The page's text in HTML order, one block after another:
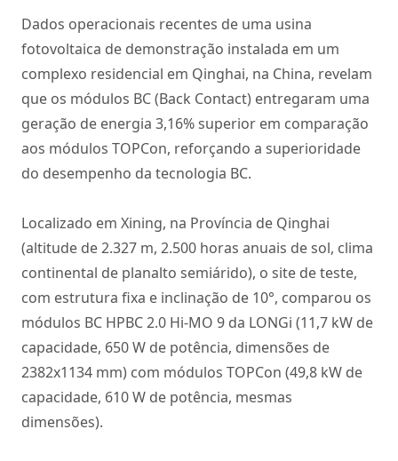
Dados operacionais recentes de uma usina
fotovoltaica de demonstração instalada em um
complexo residencial em Qinghai, na China, revelam
que os módulos BC (Back Contact) entregaram uma
geração de energia 3,16% superior em comparação
aos módulos TOPCon, reforçando a superioridade
do desempenho da tecnologia BC.
Localizado em Xining, na Província de Qinghai
(altitude de 2.327 m, 2.500 horas anuais de sol, clima
continental de planalto semiárido), o site de teste,
com estrutura fixa e inclinação de 10°, comparou os
módulos BC HPBC 2.0 Hi-MO 9 da LONGi (11,7 kW de
capacidade, 650 W de potência, dimensões de
2382x1134 mm) com módulos TOPCon (49,8 kW de
capacidade, 610 W de potência, mesmas
dimensões).